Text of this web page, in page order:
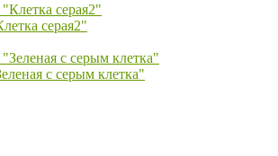
серая2"
с серым клетка"